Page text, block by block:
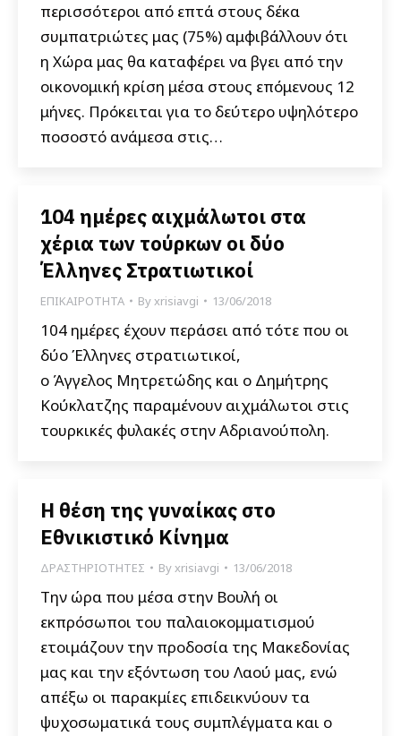
περισσότεροι από επτά στους δέκα
συμπατριώτες μας (75%) αμφιβάλλουν ότι
η Χώρα μας θα καταφέρει να βγει από την
οικονομική κρίση μέσα στους επόμενους 12
μήνες. Πρόκειται για το δεύτερο υψηλότερο
ποσοστό ανάμεσα στις…
104 ημέρες αιχμάλωτοι στα
χέρια των τούρκων οι δύο
Έλληνες Στρατιωτικοί
ΕΠΙΚΑΙΡΟΤΗΤΑ Byxrisiavgi 13/06/2018
104 ημέρες έχουν περάσει από τότε που οι
δύο Έλληνες στρατιωτικοί,
ο Άγγελος Μητρετώδης και ο Δημήτρης
Κούκλατζης παραμένουν αιχμάλωτοι στις
τουρκικές φυλακές στην Αδριανούπολη.
Η θέση της γυναίκας στο
Εθνικιστικό Κίνημα
ΔΡΑΣΤΗΡΙΟΤΗΤΕΣ Byxrisiavgi 13/06/2018
Την ώρα που μέσα στην Βουλή οι
εκπρόσωποι του παλαιοκομματισμού
ετοιμάζουν την προδοσία της Μακεδονίας
μας και την εξόντωση του Λαού μας, ενώ
απέξω οι παρακμίες επιδεικνύουν τα
ψυχοσωματικά τους συμπλέγματα και ο